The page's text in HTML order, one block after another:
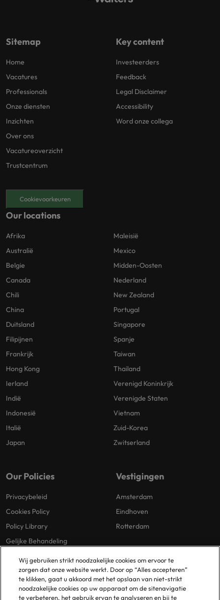
Sitemap
Home
Vacatures
Professionals
Onze diensten
Inzichten
Over ons
Vacatureoverzicht
Trustcentrum
Key content
Investeerders
Feedback
Legal Disclaimer
Accessibility
Word onze collega
Cookievoorkeuren
Our locations
Afrika
Australië
Belgie
Canada
Chili
China
Duitsland
Filipijnen
Frankrijk
Hong Kong
Ierland
Indië
Indonesië
Italië
Japan
Maleisië
Mexico
Midden-Oosten
Nederland
New Zealand
Portugal
Singapore
Spanje
Taiwan
Thailand
Verenigd Koninkrijk
Verenigde Staten
Vietnam
Zuid-Korea
Zwitserland
Our Policies
Privacybeleid
Cookies Policy
Policy Library
Gelijke Behandeling
Vestigingen
Amsterdam
Eindhoven
Rotterdam
Wij gebruiken strikt noodzakelijke cookies om ervoor te
zorgen dat onze website werkt. Door op “Alles accepteren”
te klikken, gaat u akkoord met het opslaan van niet-strikt
noodzakelijke cookies op uw apparaat om de sitenavigatie
te verbeteren, het gebruik ervan te analyseren en bij te